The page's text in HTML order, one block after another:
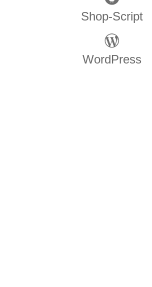
Shop-Script
WordPress